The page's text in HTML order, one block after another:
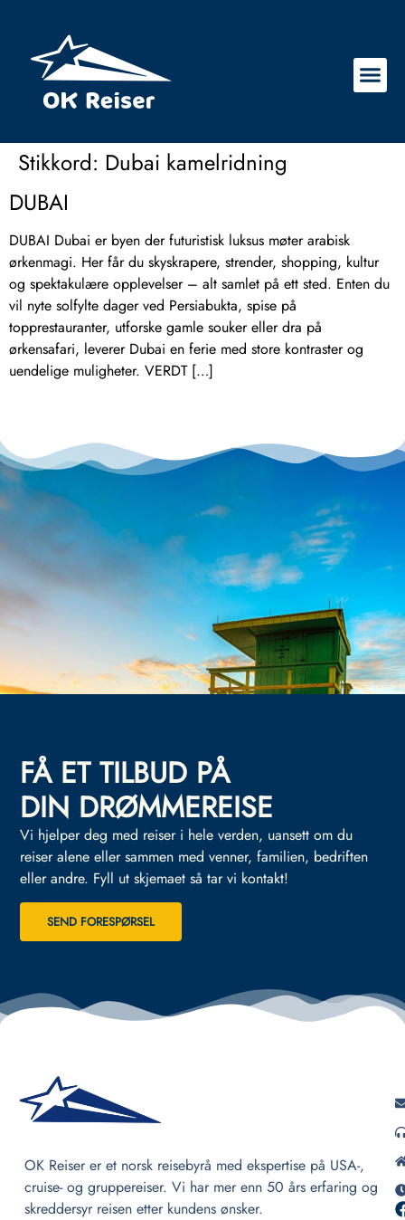
Stikkord: Dubai kamelridning
DUBAI
DUBAI Dubai er byen der futuristisk luksus møter arabisk
ørkenmagi. Her får du skyskrapere, strender, shopping, kultur
og spektakulære opplevelser – alt samlet på ett sted. Enten du
vil nyte solfylte dager ved Persiabukta, spise på
topprestauranter, utforske gamle souker eller dra på
ørkensafari, leverer Dubai en ferie med store kontraster og
uendelige muligheter. VERDT […]
FÅ ET TILBUD PÅ
DIN DRØMMEREISE
Vi hjelper deg med reiser i hele verden, uansett om du
reiser alene eller sammen med venner, familien, bedriften
eller andre. Fyll ut skjemaet så tar vi kontakt!
SEND FORESPØRSEL
OK Reiser er et norsk reisebyrå med ekspertise på USA-,
cruise- og gruppereiser. Vi har mer enn 50 års erfaring og
skreddersyr reisen etter kundens ønsker.